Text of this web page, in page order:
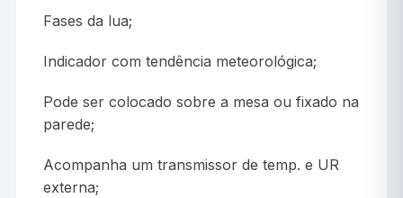
Fases da lua;
Indicador com tendência meteorológica;
Pode ser colocado sobre a mesa ou fixado na
parede;
Acompanha um transmissor de temp. e UR
externa;